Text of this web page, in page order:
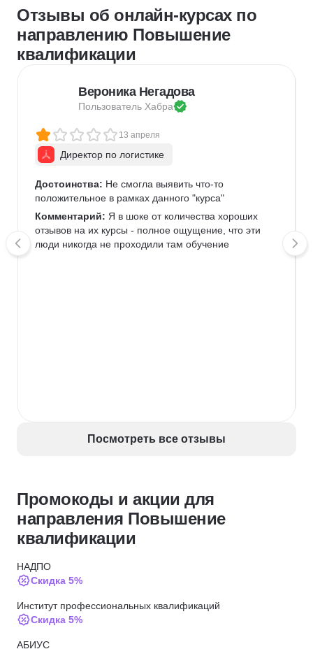
Отзывы об онлайн-курсах по
направлению Повышение
квалификации
Вероника Негадова
Пользователь Хабра
13 апреля
Директор по логистике
Достоинства: Не смогла выявить что-то
положительное в рамках данного "курса"
Комментарий: Я в шоке от количества хороших
отзывов на их курсы - полное ощущение, что эти
люди никогда не проходили там обучение
Посмотреть все отзывы
Промокоды и акции для
направления Повышение
квалификации
НАДПО
Скидка 5%
Институт профессиональных квалификаций
Скидка 5%
АБИУС